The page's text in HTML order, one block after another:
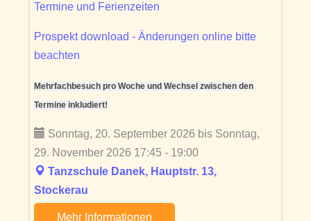
Termine und Ferienzeiten
Prospekt download - Änderungen online bitte
beachten
Mehrfachbesuch pro Woche und Wechsel zwischen den
Termine inkludiert!
Sonntag, 20. September 2026 bis Sonntag,
29. November 2026 17:45 - 19:00
Tanzschule Danek, Hauptstr. 13,
Stockerau
Mehr Informationen